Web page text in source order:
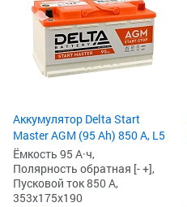
Аккумулятор Delta Start
Master AGM (95 Ah) 850 А, L5
Ёмкость 95 А·ч,
Полярность обратная [- +],
Пусковой ток 850 А,
353x175x190